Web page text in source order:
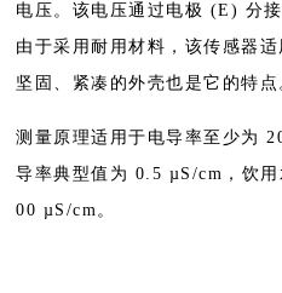
电压。该电压通过电极 (E) 分
由于采用耐用材料，该传感器
坚固、紧凑的外壳也是它的特点
测量原理适用于电导率至少为
导率典型值为 0.5 µS/cm，饮
00 µS/cm。